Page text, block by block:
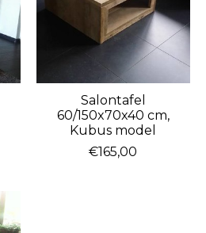
Salontafel
60/150x70x40 cm,
Kubus model
€165,00